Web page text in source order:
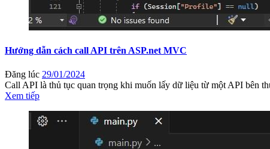
Hướng dẫn cách call API trên ASP.net MVC
Đăng lúc 29/01/2024
Call API là thủ tục quan trọng khi muốn lấy dữ liệu từ một API bên
Xem tiếp